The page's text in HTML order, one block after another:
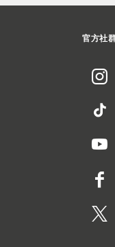
官方社